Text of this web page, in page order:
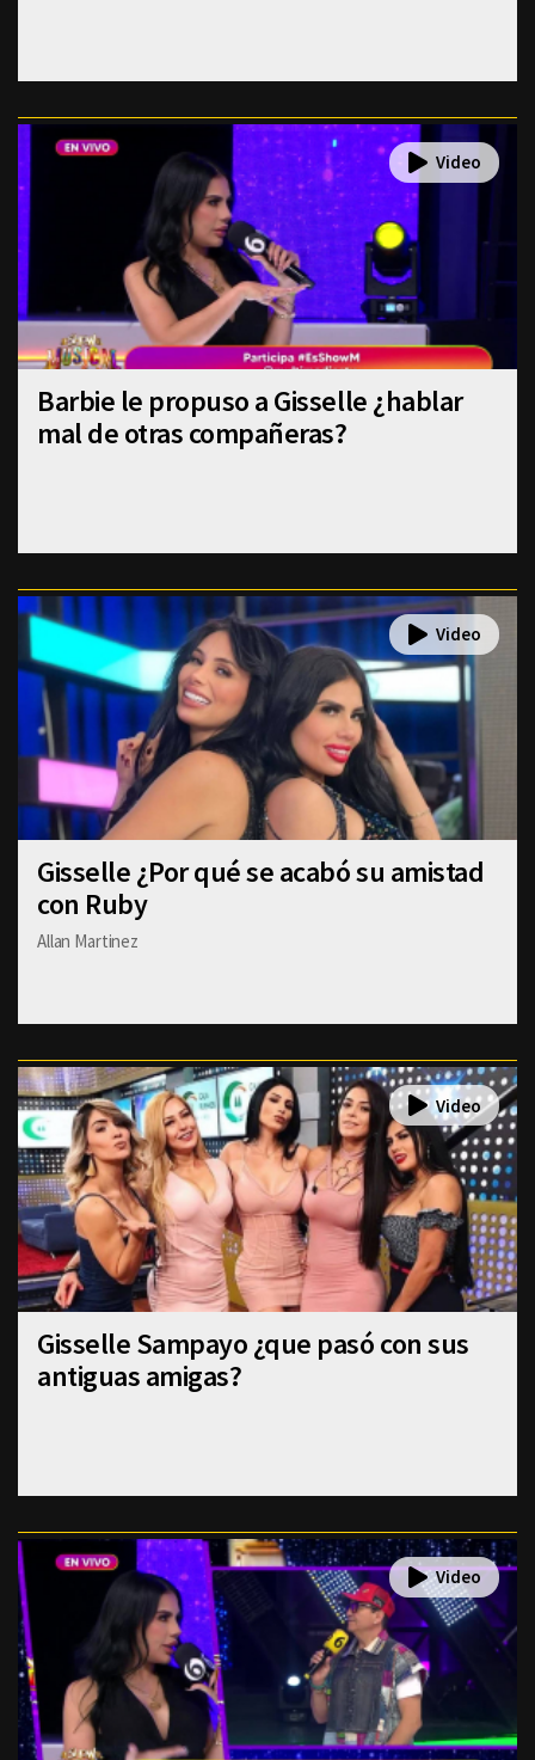
Barbie le propuso a Gisselle ¿hablar
mal de otras compañeras?
Gisselle ¿Por qué se acabó su amistad
con Ruby
Allan Martinez
Gisselle Sampayo ¿que pasó con sus
antiguas amigas?